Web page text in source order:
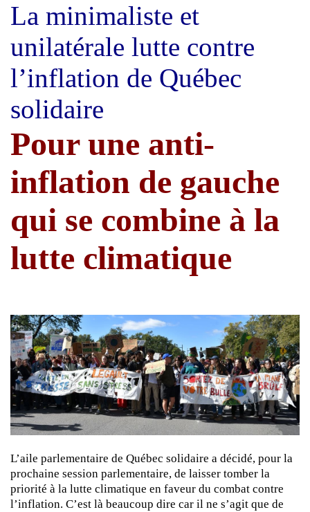
La minimaliste et
unilatérale lutte contre
l’inflation de Québec
solidaire
Pour une anti-
inflation de gauche
qui se combine à la
lutte climatique
L’aile parlementaire de Québec solidaire a décidé, pour la
prochaine session parlementaire, de laisser tomber la
priorité à la lutte climatique en faveur du combat contre
l’inflation. C’est là beaucoup dire car il ne s’agit que de